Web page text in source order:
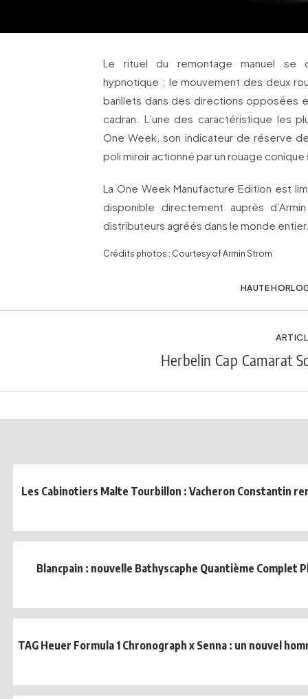
Le rituel du remontage manuel se
hypnotique : le mouvement des deux
barillets dans des directions opposées
cadran. L’une des caractéristique les
One Week, son indicateur de réserve
poli miroir actionné par un rouage
La One Week Manufacture Edition est
disponible directement auprès
distributeurs agréés dans le monde
Crédits photos : Courtesy of Armin Strom
HAUTE
Herbelin Cap Camarat
Les Cabinotiers Malte Tourbillon : Vacheron Constantin
Blancpain : nouvelle Bathyscaphe Quantième Complet
TAG Heuer Formula 1 Chronograph x Senna : un nouvel